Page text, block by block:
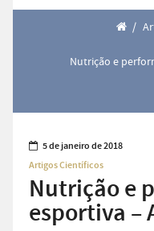
/
Nutrição e
5 de janeiro de 2018
Artigos Científicos
Nutrição e
esportiva –